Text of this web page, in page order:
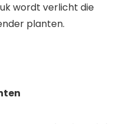
wordt verlicht die
planten.